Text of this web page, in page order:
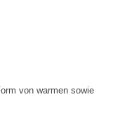
von warmen sowie